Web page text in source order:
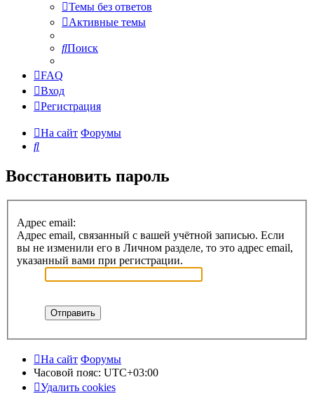
Темы без ответов
Активные темы
Поиск
FAQ
Вход
Регистрация
На сайт Форумы
Поиск
Восстановить пароль
Адрес email:
Адрес email, связанный с вашей учётной записью. Если
вы не изменили его в Личном разделе, то это адрес email,
указанный вами при регистрации.
На сайт Форумы
Часовой пояс: UTC+03:00
Удалить cookies